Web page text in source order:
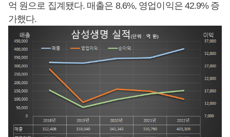
억 원으로 집계됐다. 매출은 8.6%, 영업이익은 42.9% 증
가했다.